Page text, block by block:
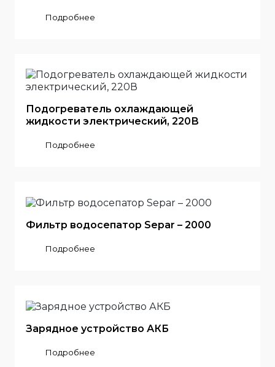
Подробнее
Подогреватель охлаждающей
жидкости электрический, 220В
Подробнее
Фильтр водосепатор Separ – 2000
Подробнее
Зарядное устройство АКБ
Подробнее